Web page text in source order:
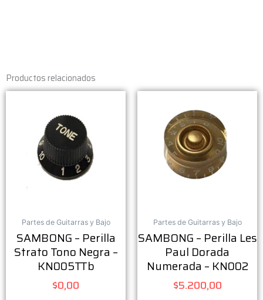
Productos relacionados
Partes de Guitarras y Bajo
SAMBONG – Perilla
Strato Tono Negra –
KN005TTb
$0,00
Partes de Guitarras y Bajo
SAMBONG – Perilla Les
Paul Dorada
Numerada – KN002
$5.200,00